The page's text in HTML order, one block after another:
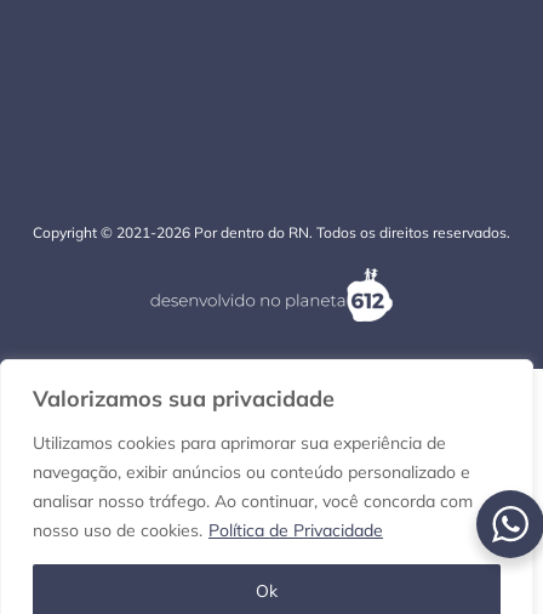
Valorizamos sua privacidade
Utilizamos cookies para aprimorar sua experiência de
navegação, exibir anúncios ou conteúdo personalizado e
analisar nosso tráfego. Ao continuar, você concorda com
nosso uso de cookies. Política de Privacidade
Ok
Copyright © 2021-2026 Por dentro do RN. Todos os direitos reservados.